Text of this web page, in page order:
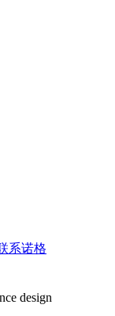
系诺格
design